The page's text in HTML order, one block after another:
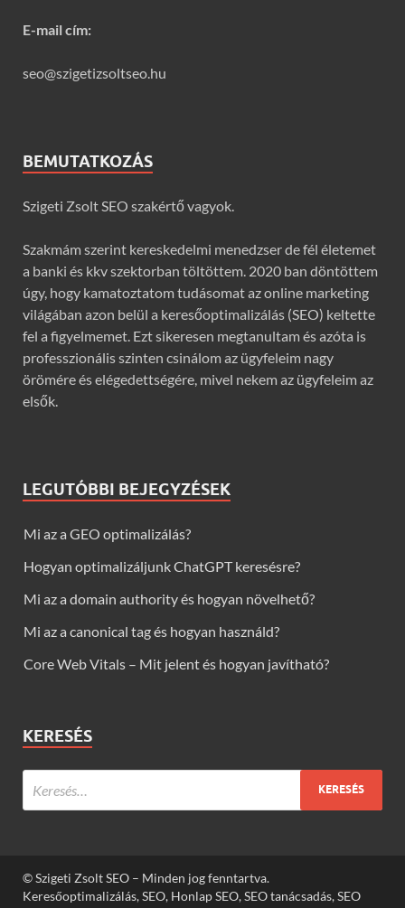
E-mail cím:
seo@szigetizsoltseo.hu
BEMUTATKOZÁS
Szigeti Zsolt SEO szakértő vagyok.
Szakmám szerint kereskedelmi menedzser de fél életemet
a banki és kkv szektorban töltöttem. 2020 ban döntöttem
úgy, hogy kamatoztatom tudásomat az online marketing
világában azon belül a keresőoptimalizálás (SEO) keltette
fel a figyelmemet. Ezt sikeresen megtanultam és azóta is
professzionális szinten csinálom az ügyfeleim nagy
örömére és elégedettségére, mivel nekem az ügyfeleim az
elsők.
LEGUTÓBBI BEJEGYZÉSEK
Mi az a GEO optimalizálás?
Hogyan optimalizáljunk ChatGPT keresésre?
Mi az a domain authority és hogyan növelhető?
Mi az a canonical tag és hogyan használd?
Core Web Vitals – Mit jelent és hogyan javítható?
KERESÉS
© Szigeti Zsolt SEO – Minden jog fenntartva.
Keresőoptimalizálás, SEO, Honlap SEO, SEO tanácsadás, SEO